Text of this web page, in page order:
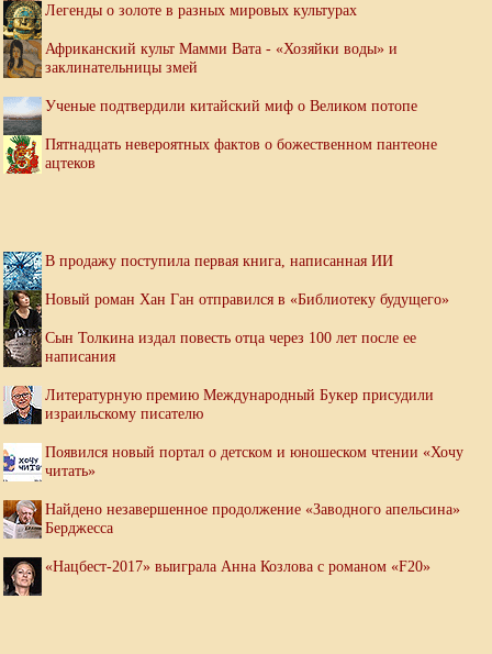
Легенды о золоте в разных мировых культурах
Африканский культ Мамми Вата - «Хозяйки воды» и
заклинательницы змей
Ученые подтвердили китайский миф о Великом потопе
Пятнадцать невероятных фактов о божественном пантеоне
ацтеков
В продажу поступила первая книга, написанная ИИ
Новый роман Хан Ган отправился в «Библиотеку будущего»
Сын Толкина издал повесть отца через 100 лет после ее
написания
Литературную премию Международный Букер присудили
израильскому писателю
Появился новый портал о детском и юношеском чтении «Хочу
читать»
Найдено незавершенное продолжение «Заводного апельсина»
Берджесса
«Нацбест-2017» выиграла Анна Козлова с романом «F20»